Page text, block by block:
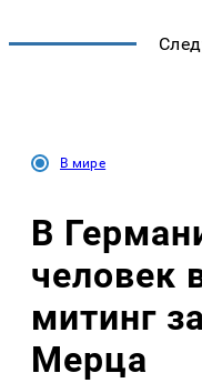
В мире
В
человек
митинг
Мерца